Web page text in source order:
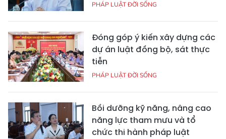
PHÁP LUẬT ĐỜI SỐNG
Đóng góp ý kiến xây dựng các
dự án luật đồng bộ, sát thực
tiễn
PHÁP LUẬT ĐỜI SỐNG
Bồi dưỡng kỹ năng, nâng cao
năng lực tham mưu và tổ
chức thi hành pháp luật